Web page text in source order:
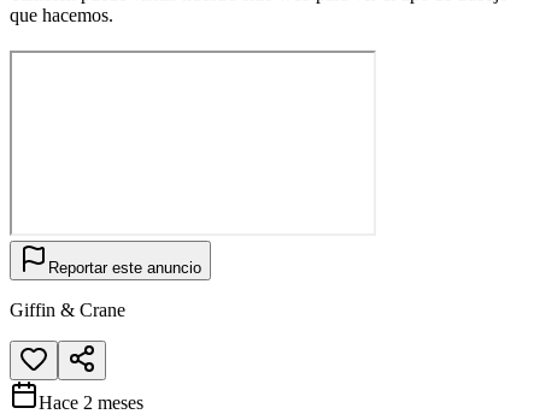
que hacemos.
Reportar este anuncio
Giffin & Crane
Hace 2 meses